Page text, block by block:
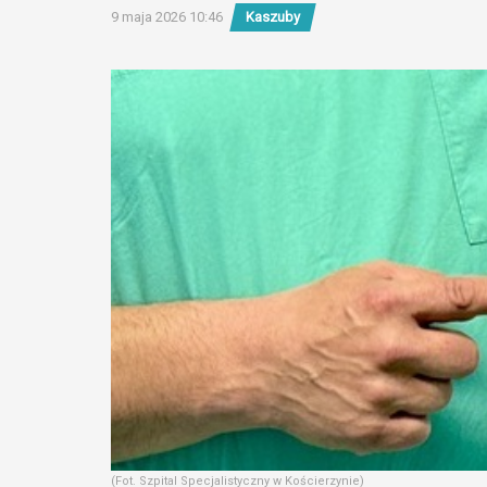
9 maja 2026 10:46 Kaszuby
(Fot. Szpital Specjalistyczny w Kościerzynie)